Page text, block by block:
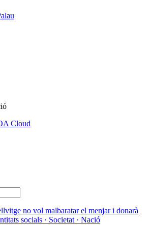
Cloud
no vol malbaratar el menjar i donarà
socials · Societat · Nació